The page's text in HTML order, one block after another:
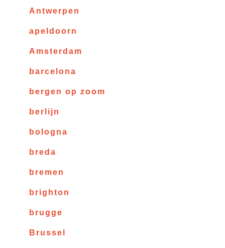
Antwerpen
apeldoorn
Amsterdam
barcelona
bergen op zoom
berlijn
bologna
breda
bremen
brighton
brugge
Brussel